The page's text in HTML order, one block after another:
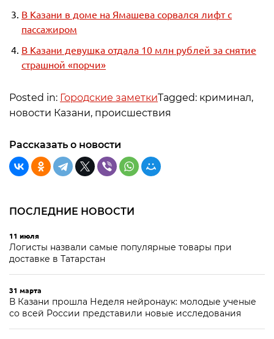
В Казани в доме на Ямашева сорвался лифт с
пассажиром
В Казани девушка отдала 10 млн рублей за снятие
страшной «порчи»
Posted in: Городские заметкиTagged: криминал,
новости Казани, происшествия
Рассказать о новости
ПОСЛЕДНИЕ НОВОСТИ
11 июля
Логисты назвали самые популярные товары при
доставке в Татарстан
31 марта
В Казани прошла Неделя нейронаук: молодые ученые
со всей России представили новые исследования